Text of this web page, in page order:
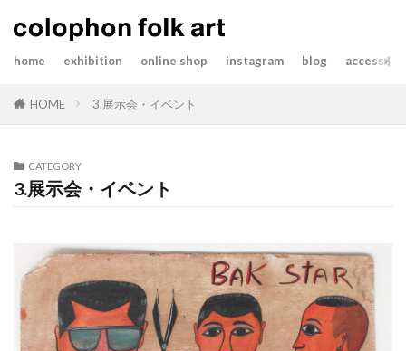
home exhibition online shop instagram blog
HOME 3.展示会・イベント
CATEGORY
3.展示会・イベント